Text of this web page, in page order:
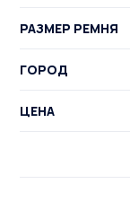
РАЗМЕР РЕМНЯ
ГОРОД
ЦЕНА